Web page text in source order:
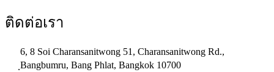
ติดต่อเรา
6, 8 Soi Charansanitwong 51, Charansanitwong Rd.,
ฺBangbumru, Bang Phlat, Bangkok 10700